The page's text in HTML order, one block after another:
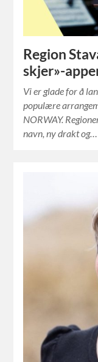
Region
skjer»-
Vi er glade for å
populære
NORWAY.
navn, ny drakt og…